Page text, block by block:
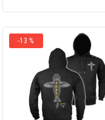
-13 %